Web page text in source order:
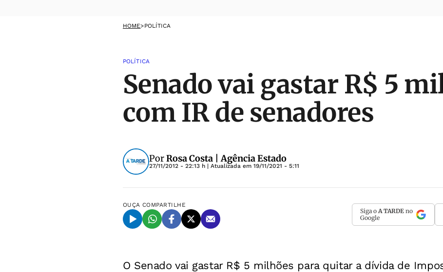
HOME>POLÍTICA
POLÍTICA
Senado vai gastar R$ 5
com IR de senadores
PorRosa Costa | Agência Estado
27/11/2012 - 22:13 h | Atualizada em 19/11/2021 - 5:11
OUÇA COMPARTILHE
Siga o A TARDE no
Google
O Senado vai gastar R$ 5 milhões para quitar a dívida de